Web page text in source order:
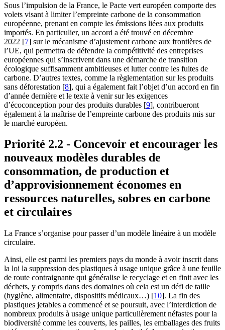
Sous l’impulsion de la France, le Pacte vert européen comporte des
volets visant à limiter l’empreinte carbone de la consommation
européenne, prenant en compte les émissions liées aux produits
importés. En particulier, un accord a été trouvé en décembre
2022 [7] sur le mécanisme d’ajustement carbone aux frontières de
l’UE, qui permettra de défendre la compétitivité des entreprises
européennes qui s’inscrivent dans une démarche de transition
écologique suffisamment ambitieuses et lutter contre les fuites de
carbone. D’autres textes, comme la règlementation sur les produits
sans déforestation [8], qui a également fait l’objet d’un accord en fin
d’année dernière et le texte à venir sur les exigences
d’écoconception pour des produits durables [9], contribueront
également à la maîtrise de l’empreinte carbone des produits mis sur
le marché européen.
Priorité 2.2 - Concevoir et encourager les
nouveaux modèles durables de
consommation, de production et
d’approvisionnement économes en
ressources naturelles, sobres en carbone
et circulaires
La France s’organise pour passer d’un modèle linéaire à un modèle
circulaire.
Ainsi, elle est parmi les premiers pays du monde à avoir inscrit dans
la loi la suppression des plastiques à usage unique grâce à une feuille
de route contraignante qui généralise le recyclage et en finit avec les
déchets, y compris dans des domaines où cela est un défi de taille
(hygiène, alimentaire, dispositifs médicaux…) [10]. La fin des
plastiques jetables a commencé et se poursuit, avec l’interdiction de
nombreux produits à usage unique particulièrement néfastes pour la
biodiversité comme les couverts, les pailles, les emballages des fruits